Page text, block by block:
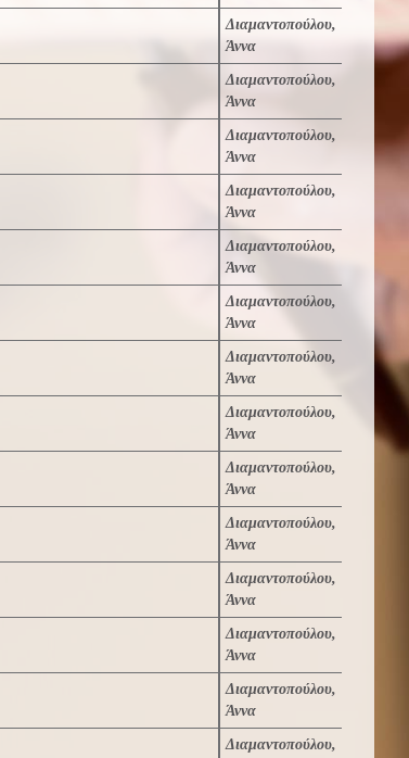
Διαμαντοπούλου,
Άννα
Διαμαντοπούλου,
Άννα
Διαμαντοπούλου,
Άννα
Διαμαντοπούλου,
Άννα
Διαμαντοπούλου,
Άννα
Διαμαντοπούλου,
Άννα
Διαμαντοπούλου,
Άννα
Διαμαντοπούλου,
Άννα
Διαμαντοπούλου,
Άννα
Διαμαντοπούλου,
Άννα
Διαμαντοπούλου,
Άννα
Διαμαντοπούλου,
Άννα
Διαμαντοπούλου,
Άννα
Διαμαντοπούλου,